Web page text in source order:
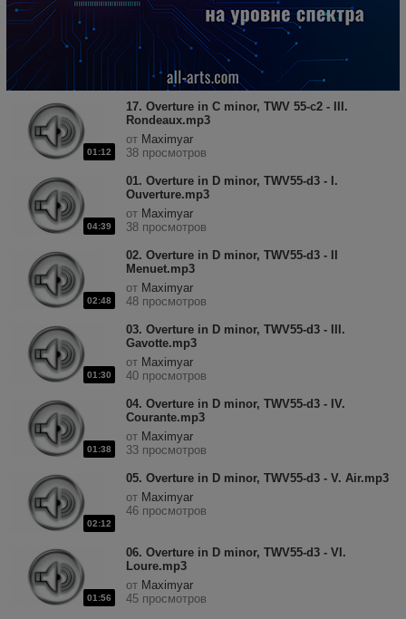
01:12
17. Overture in C minor, TWV 55-c2 - III.
Rondeaux.mp3
от Maximyar
38 просмотров
04:39
01. Overture in D minor, TWV55-d3 - I.
Ouverture.mp3
от Maximyar
38 просмотров
02:48
02. Overture in D minor, TWV55-d3 - II
Menuet.mp3
от Maximyar
48 просмотров
01:30
03. Overture in D minor, TWV55-d3 - III.
Gavotte.mp3
от Maximyar
40 просмотров
01:38
04. Overture in D minor, TWV55-d3 - IV.
Courante.mp3
от Maximyar
33 просмотров
02:12
05. Overture in D minor, TWV55-d3 - V. Air.mp3
от Maximyar
46 просмотров
01:56
06. Overture in D minor, TWV55-d3 - VI.
Loure.mp3
от Maximyar
45 просмотров